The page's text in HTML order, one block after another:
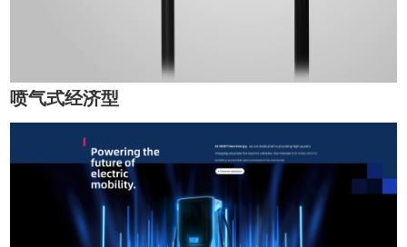
喷气式经济型